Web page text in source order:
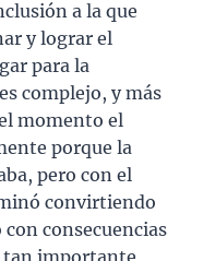
a la que
y lograr el
para la
complejo, y más
momento el
porque la
pero con el
convirtiendo
consecuencias